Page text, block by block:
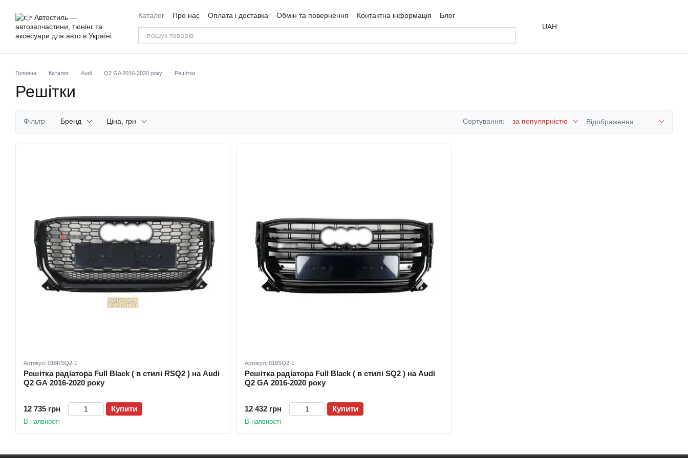
Каталог
Про нас Оплата і доставка Обмін та повернення Контактна інформація
Блог
Угода користувача
Відгуки про магазин UAH
Головна Каталог Audi Q2 GA 2016-2020 року Решітки
Решітки
Фільтр Бренд Ціна, грн Сортування: за популярністю Відображення:
Артикул: 018RSQ2-1
Решітка радіатора Full Black ( в стилі RSQ2 ) на Audi
Q2 GA 2016-2020 року
12 735 грн Купити
В наявності
Артикул: 018SQ2-1
Решітка радіатора Full Black ( в стилі SQ2 ) на Audi
Q2 GA 2016-2020 року
12 432 грн Купити
В наявності